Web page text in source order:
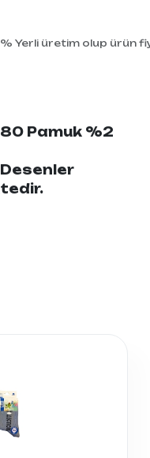
Yerli üretim olup ürün
Pamuk %2